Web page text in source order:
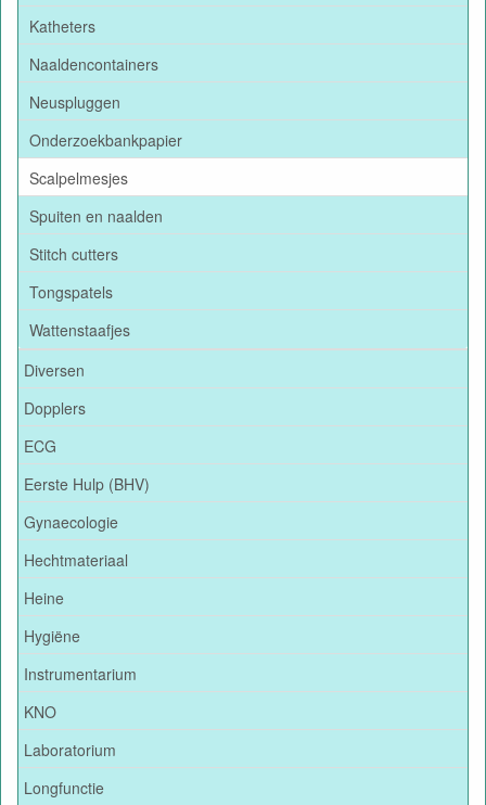
Katheters
Naaldencontainers
Neuspluggen
Onderzoekbankpapier
Scalpelmesjes
Spuiten en naalden
Stitch cutters
Tongspatels
Wattenstaafjes
Diversen
Dopplers
ECG
Eerste Hulp (BHV)
Gynaecologie
Hechtmateriaal
Heine
Hygiëne
Instrumentarium
KNO
Laboratorium
Longfunctie